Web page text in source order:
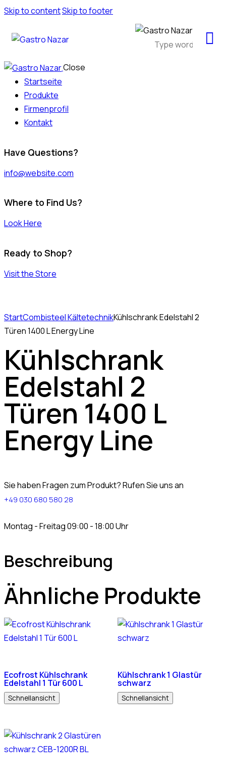
Skip to contentSkip to footer
Close
Startseite
Produkte
Firmenprofil
Kontakt
Have Questions?
info@website.com
Where to Find Us?
Look Here
Ready to Shop?
Visit the Store
StartCombisteel KältetechnikKühlschrank Edelstahl 2
Türen 1400 L Energy Line
Kühlschrank
Edelstahl 2
Türen 1400 L
Energy Line
Sie haben Fragen zum Produkt? Rufen Sie uns an
+49 030 680 580 28
Montag - Freitag 09:00 - 18:00 Uhr
Beschreibung
Ähnliche Produkte
Ecofrost Kühlschrank
Edelstahl 1 Tür 600 L
Schnellansicht
Kühlschrank 1 Glastür
schwarz
Schnellansicht